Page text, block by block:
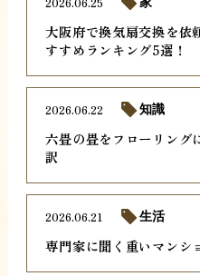
大阪府で換気扇交換を依
すすめランキング5選！
六畳の畳をフローリング
訳
2026.06.22 知識
専門家に聞く重いマンシ
2026.06.21 生活